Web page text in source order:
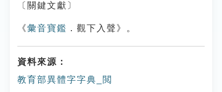
〔關鍵文獻〕
《彙音寶鑑 ．觀下入聲》。
資料來源：
教育部異體字字典_閲